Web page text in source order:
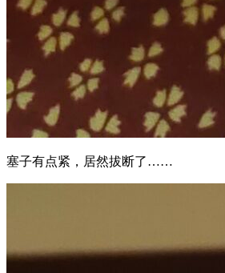
塞子有点紧，居然拔断了……